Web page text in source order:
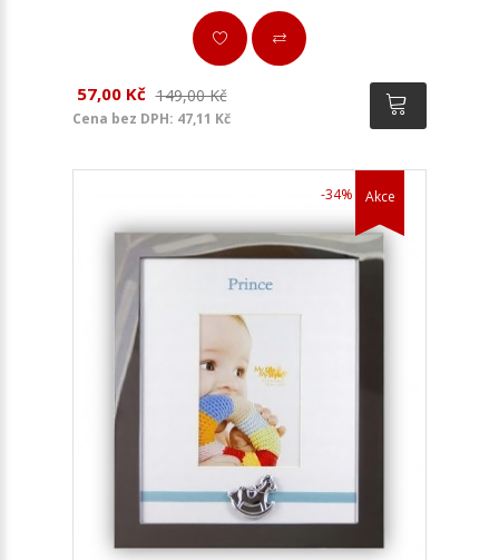
57,00 Kč 149,00 Kč
Cena bez DPH: 47,11 Kč
Akce
-34%